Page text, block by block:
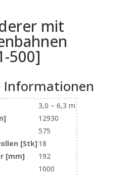
mit
500]
Informationen
3,0 – 6,3 m
12930
575
[Stk] 18
[mm]
192
1000